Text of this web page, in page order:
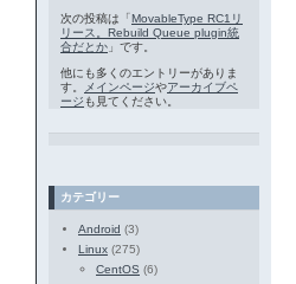
次の投稿は「MovableType RC1リ
リース。Rebuild Queue plugin統
合だとか 」です。
他にも多くのエントリーがありま
す。
メインページやアーカイブペ
ージ も見てください。
カテゴリー
Android (3)
Linux (275)
CentOS (6)